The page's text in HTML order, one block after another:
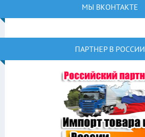
МЫ ВКОНТАКТЕ
ПАРТНЕР В РОССИИ